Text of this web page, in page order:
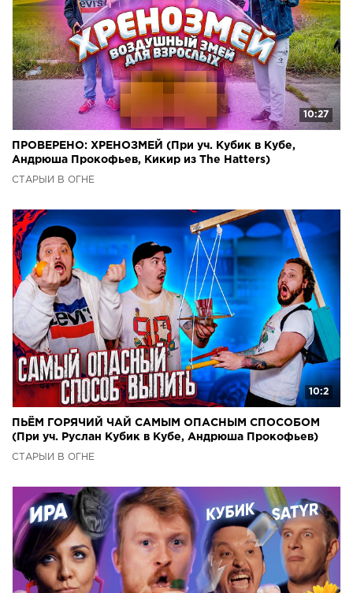
10:27
ПРОВЕРЕНО: ХРЕНОЗМЕЙ (При уч. Кубик в Кубе,
Андрюша Прокофьев, Кикир из The Hatters)
СТАРЫЙ В ОГНЕ
10:2
ПЬЁМ ГОРЯЧИЙ ЧАЙ САМЫМ ОПАСНЫМ СПОСОБОМ
(При уч. Руслан Кубик в Кубе, Андрюша Прокофьев)
СТАРЫЙ В ОГНЕ